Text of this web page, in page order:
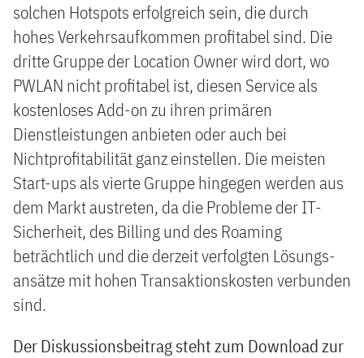
solchen Hotspots erfolgreich sein, die durch
hohes Verkehrsaufkommen profitabel sind. Die
dritte Gruppe der Location Owner wird dort, wo
PWLAN nicht profitabel ist, diesen Service als
kostenloses Add-on zu ihren primären
Dienstleistungen anbieten oder auch bei
Nichtprofitabilität ganz einstellen. Die meisten
Start-ups als vierte Gruppe hingegen werden aus
dem Markt austreten, da die Probleme der IT-
Sicherheit, des Billing und des Roaming
beträchtlich und die derzeit verfolgten Lösungs-
ansätze mit hohen Transaktionskosten verbunden
sind.
Der Diskussionsbeitrag steht zum Download zur